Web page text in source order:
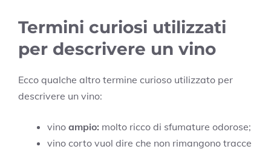
Termini curiosi utilizzati
per descrivere un vino
Ecco qualche altro termine curioso utilizzato per
descrivere un vino:
vino ampio: molto ricco di sfumature odorose;
vino corto vuol dire che non rimangono tracce